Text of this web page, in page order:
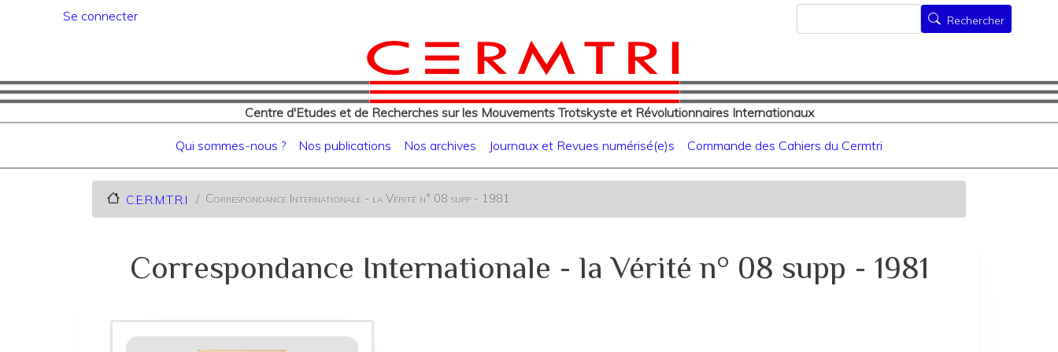
contenu
principal
Menu du compte de l'utilisateur
Se connecter
Centre d'Etudes et de Recherches sur les Mouvements Trotskyste et Révolutionnaires Internationaux
Rechercher
Rechercher
Navigation principale
Qui sommes-nous ? Nos publications Nos archives Journaux et Revues numérisé(e)s Commande des Cahiers du Cermtri
C.E.R.M.T.R.I Correspondance Internationale - la Vérité n° 08 supp - 1981
Correspondance Internationale - la Vérité n° 08 supp - 1981